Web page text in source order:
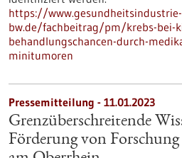
https://www.gesundheitsindustrie-
bw.de/fachbeitrag/pm/krebs-bei-
behandlungschancen-durch-
minitumoren
Pressemitteilung - 11.01.2023
Grenzüberschreitende
Förderung von